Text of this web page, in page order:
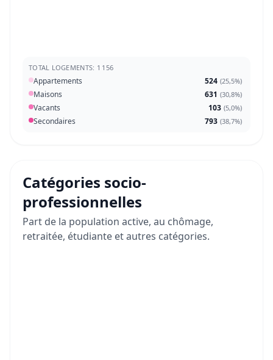
TOTAL LOGEMENTS: 1 156
Appartements 524 (25,5%)
Maisons 631 (30,8%)
Vacants 103 (5,0%)
Secondaires 793 (38,7%)
Catégories socio-
professionnelles
Part de la population active, au chômage,
retraitée, étudiante et autres catégories.